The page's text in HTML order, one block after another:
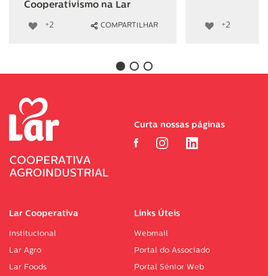
Cooperativismo na Lar
+2 COMPARTILHAR +2
Lar Cooperativa
Institucional
Lar Agro
Lar Foods
Links Úteis
Webmail
Portal do Associado
Portal Sénior Web
Curta nossas páginas